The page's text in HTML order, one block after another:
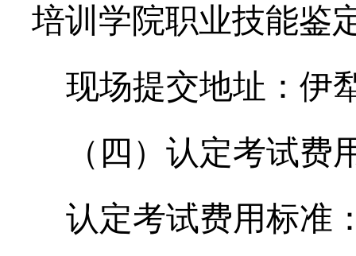
培训学院职业技能鉴
现场提交地址：伊
（四）认定考试费
认定考试费用标准